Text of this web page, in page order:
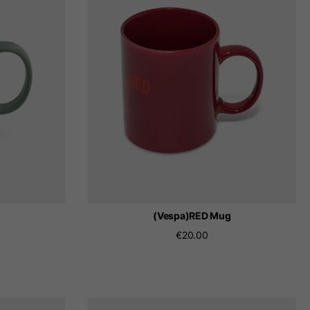
(Vespa)RED Mug
€20.00
lista de deseos.
France, Belgium